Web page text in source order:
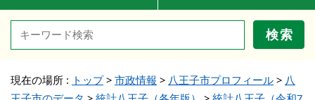
検索
現在の場所 : トップ> 市政情報 > 八王子市プロフィール > 八